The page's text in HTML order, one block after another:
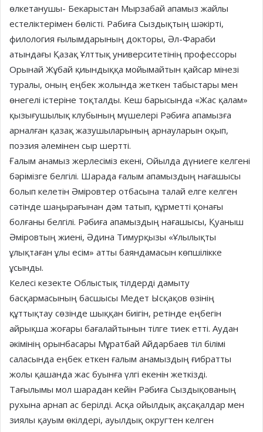
өлкетанушы- Бекарыстан Мырзабай апамыз жайлы
естеліктерімен бөлісті. Рабиға Сыздықтың шәкірті,
филология ғылымдарының докторы, Әл-Фараби
атындағы Қазақ Ұлттық университетінің профессоры
Орынай Жұбай қиындыққа мойымайтын қайсар мінезі
туралы, оның еңбек жолында жеткен табыстары мен
өнегелі істеріне тоқталды. Кеш барысында «Жас қалам»
қызығушылық клубының мүшелері Рәбиға апамызға
арналған қазақ жазушыларының арнауларын оқып,
поэзия әлемінен сыр шертті.
Ғалым анамыз жерлесіміз екені, Ойылда дүниеге келгені
бәрімізге белгілі. Шарада ғалым апамыздың нағашысы
болып келетін Әміровтер отбасына талай елге келген
сәтінде шаңырағынан дәм татып, құрметті қонағы
болғаны белгілі. Рәбиға апамыздың нағашысы, Қуаныш
Әміровтың жиені, Әдина Тимурқызы «Ұлылықты
ұлықтаған ұлы есім» атты баяндамасын көпшілікке
ұсынды.
Келесі кезекте Облыстық тілдерді дамыту
басқармасының басшысы Медет Ысқақов өзінің
құттықтау сөзінде шыққан биігін, ретінде еңбегін
айрықша жоғары бағалайтынын тілге тиек етті. Аудан
әкімінің орынбасары Мұратбай Айдарбаев тіл білімі
саласында еңбек еткен ғалым анамыздың ғибратты
жолы қашанда жас буынға үлгі екенін жеткізді.
Тағылымы мол шарадан кейін Рәбиға Сыздықованың
рухына арнап ас берілді. Асқа ойылдық ақсақалдар мен
зиялы қауым өкілдері, ауылдық округтен келген